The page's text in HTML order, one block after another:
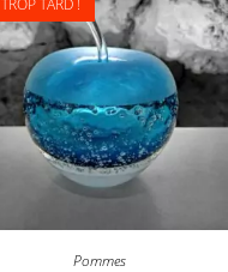
TROP TARD !
Pommes